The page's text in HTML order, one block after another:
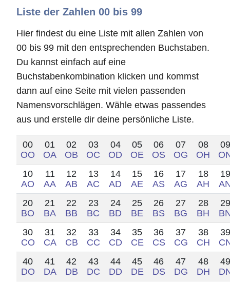
Liste der Zahlen 00 bis 99
Hier findest du eine Liste mit allen Zahlen von
00 bis 99 mit den entsprechenden Buchstaben.
Du kannst einfach auf eine
Buchstabenkombination klicken und kommst
dann auf eine Seite mit vielen passenden
Namensvorschlägen. Wähle etwas passendes
aus und erstelle dir deine persönliche Liste.
00
OO
01
OA
02
OB
03
OC
04
OD
05
OE
06
OS
07
OG
08
OH
09
10
AO
11
AA
12
AB
13
AC
14
AD
15
AE
16
AS
17
AG
18
AH
19
20
BO
21
BA
22
BB
23
BC
24
BD
25
BE
26
BS
27
BG
28
BH
29
30
CO
31
CA
32
CB
33
CC
34
CD
35
CE
36
CS
37
CG
38
CH
39
40
DO
41
DA
42
DB
43
DC
44
DD
45
DE
46
DS
47
DG
48
DH
49